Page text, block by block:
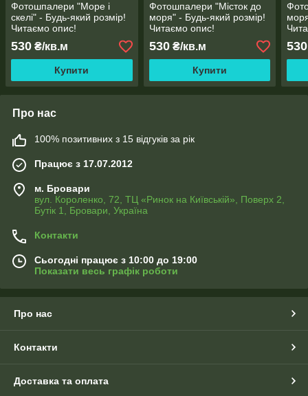
Фотошпалери "Море і
скелі" - Будь-який розмір!
Читаємо опис!
530 ₴/кв.м
Купити
Фотошпалери "Місток до
моря" - Будь-який розмір!
Читаємо опис!
530₴/кв.м
Купити
530
Про нас
100% позитивних з 15 відгуків за рік
Працює з 17.07.2012
м. Бровари
вул. Короленко, 72, ТЦ «Ринок на Київській», Поверх 2,
Бутік 1, Бровари, Україна
Контакти
Сьогодні працює з 10:00 до 19:00
Показати весь графік роботи
Про нас
Контакти
Доставка та оплата